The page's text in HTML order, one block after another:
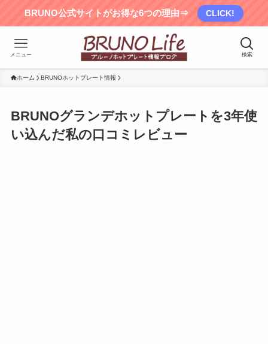
BRUNO公式サイトがお得な6つの理由⇒ CLICK!
検索
メニュー
ホーム BRUNOホットプレート情報
BRUNOグランデホットプレートを3年使
い込んだ私の口コミレビュー